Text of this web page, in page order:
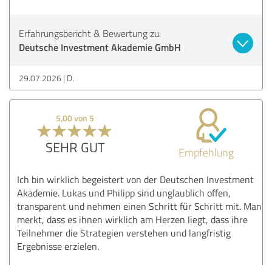
Erfahrungsbericht & Bewertung zu:
Deutsche Investment Akademie GmbH
29.07.2026 D.
5,00 von 5
SEHR GUT Empfehlung
Ich bin wirklich begeistert von der Deutschen Investment
Akademie. Lukas und Philipp sind unglaublich offen,
transparent und nehmen einen Schritt für Schritt mit. Man
merkt, dass es ihnen wirklich am Herzen liegt, dass ihre
Teilnehmer die Strategien verstehen und langfristig
Ergebnisse erzielen.